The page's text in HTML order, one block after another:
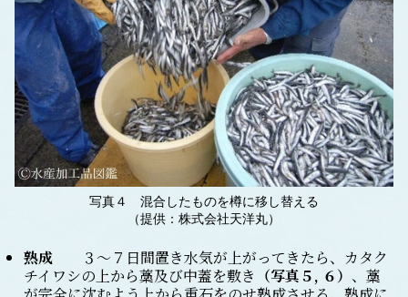
写真４ 混合したものを樽に移し替える
（提供：株式会社天洋丸）
熟成 ３～７日間置き水気が上がってきたら、カタク
チイワシの上から藁及び中蓋を敷き （写真５, ６） 、藁